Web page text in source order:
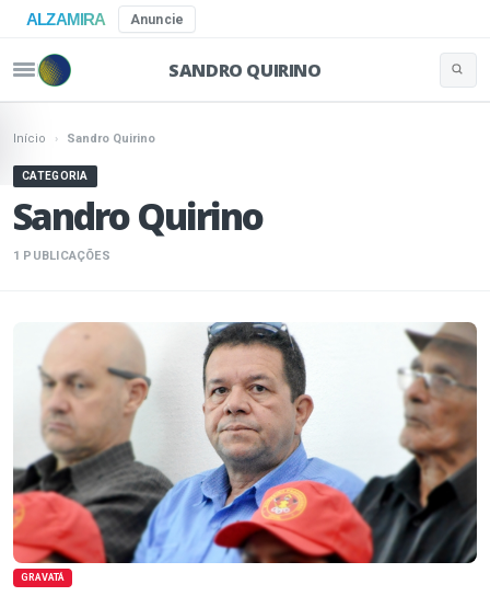
ALZAMIRA Anuncie
SANDRO QUIRINO
Início › Sandro Quirino
CATEGORIA
Sandro Quirino
1 PUBLICAÇÕES
GRAVATÁ